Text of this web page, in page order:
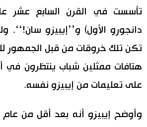
تأسست في القرن السابع عشر
دانجورو الأول) و’’إيبيزو سان!‘‘.
تكن تلك خروقات من قبل الجمهور
هتافات ممثلين شباب ينتظرون في
على تعليمات من إيبيزو نفسه.
وأوضح إيبيزو أنه بعد أقل من عام